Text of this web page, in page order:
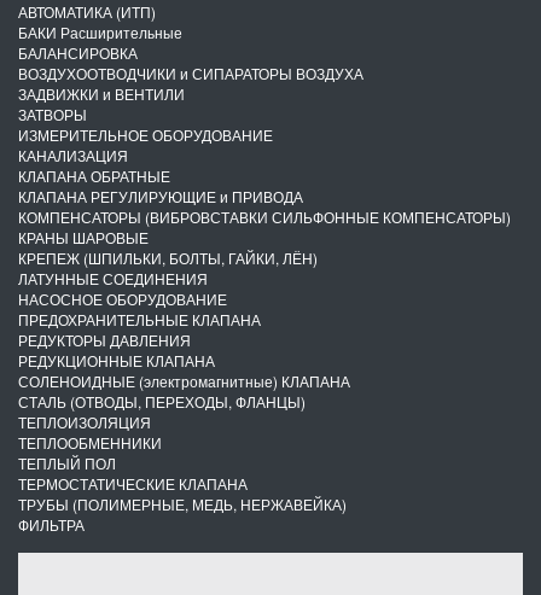
АВТОМАТИКА (ИТП)
БАКИ Расширительные
БАЛАНСИРОВКА
ВОЗДУХООТВОДЧИКИ и СИПАРАТОРЫ ВОЗДУХА
ЗАДВИЖКИ и ВЕНТИЛИ
ЗАТВОРЫ
ИЗМЕРИТЕЛЬНОЕ ОБОРУДОВАНИЕ
КАНАЛИЗАЦИЯ
КЛАПАНА ОБРАТНЫЕ
КЛАПАНА РЕГУЛИРУЮЩИЕ и ПРИВОДА
КОМПЕНСАТОРЫ (ВИБРОВСТАВКИ СИЛЬФОННЫЕ КОМПЕНСАТОРЫ)
КРАНЫ ШАРОВЫЕ
КРЕПЕЖ (ШПИЛЬКИ, БОЛТЫ, ГАЙКИ, ЛЁН)
ЛАТУННЫЕ СОЕДИНЕНИЯ
НАСОСНОЕ ОБОРУДОВАНИЕ
ПРЕДОХРАНИТЕЛЬНЫЕ КЛАПАНА
РЕДУКТОРЫ ДАВЛЕНИЯ
РЕДУКЦИОННЫЕ КЛАПАНА
СОЛЕНОИДНЫЕ (электромагнитные) КЛАПАНА
СТАЛЬ (ОТВОДЫ, ПЕРЕХОДЫ, ФЛАНЦЫ)
ТЕПЛОИЗОЛЯЦИЯ
ТЕПЛООБМЕННИКИ
ТЕПЛЫЙ ПОЛ
ТЕРМОСТАТИЧЕСКИЕ КЛАПАНА
ТРУБЫ (ПОЛИМЕРНЫЕ, МЕДЬ, НЕРЖАВЕЙКА)
ФИЛЬТРА